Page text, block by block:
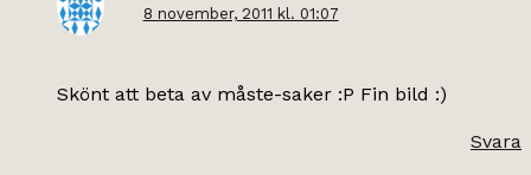
8 november, 2011 kl. 01:07
Skönt att beta av måste-saker :P Fin bild :)
Svara